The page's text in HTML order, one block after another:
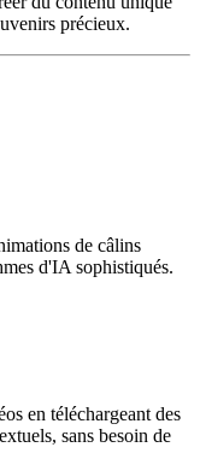
précieux.
de câlins
d'IA sophistiqués.
en téléchargeant des
sans besoin de